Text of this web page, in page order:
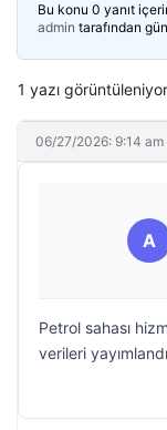
Bu konu 0 yanıt
admin tarafından
1 yazı
06/27/2026: 9:14 am
A
Petrol sahası
verileri